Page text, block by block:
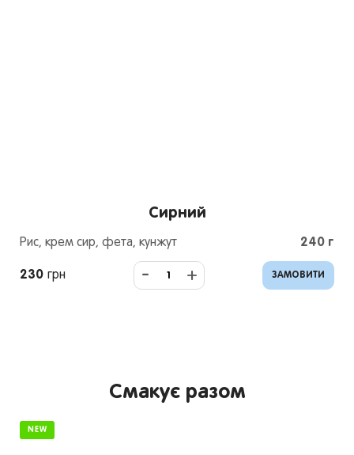
Сирний
Рис, крем сир, фета, кунжут 240г
230 грн - + ЗАМОВИТИ
Смакує разом
NEW